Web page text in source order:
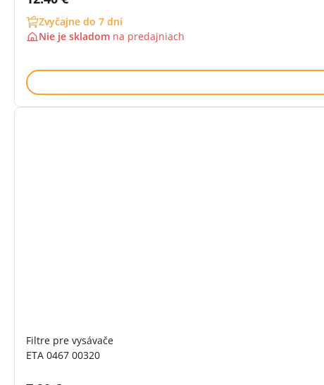
Zvyčajne do 7 dní
Nie je skladom na predajniach
Filtre pre vysávače
ETA 0467 00320